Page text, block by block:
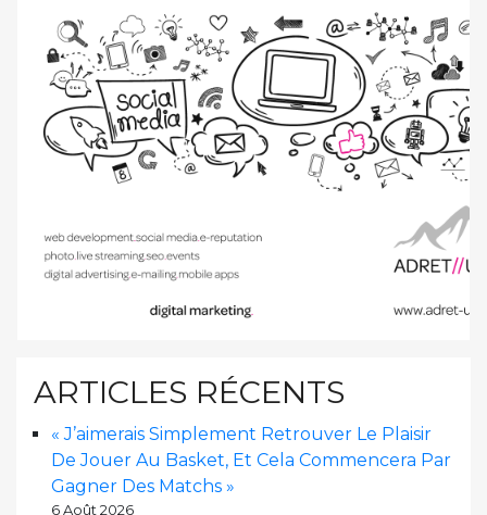
ARTICLES RÉCENTS
« J’aimerais Simplement Retrouver Le Plaisir
De Jouer Au Basket, Et Cela Commencera Par
Gagner Des Matchs »
6 Août 2026